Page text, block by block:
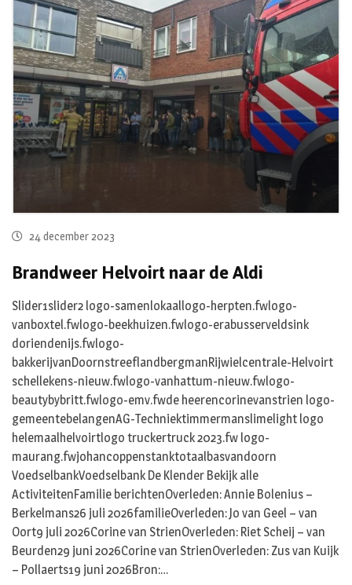
24 december 2023
Brandweer Helvoirt naar de Aldi
Slider1slider2 logo-samenlokaallogo-herpten.fwlogo-
vanboxtel.fwlogo-beekhuizen.fwlogo-erabusserveldsink
doriendenijs.fwlogo-
bakkerijvanDoornstreeflandbergmanRijwielcentrale-Helvoirt
schellekens-nieuw.fwlogo-vanhattum-nieuw.fwlogo-
beautybybritt.fwlogo-emv.fwde heerencorinevanstrien logo-
gemeentebelangenAG-Techniektimmermanslimelight logo
helemaalhelvoirtlogo truckertruck 2023.fw logo-
maurang.fwjohancoppenstanktotaalbasvandoorn
VoedselbankVoedselbank De Klender Bekijk alle
ActiviteitenFamilie berichtenOverleden: Annie Bolenius –
Berkelmans26 juli 2026familieOverleden: Jo van Geel – van
Oort9 juli 2026Corine van StrienOverleden: Riet Scheij – van
Beurden29 juni 2026Corine van StrienOverleden: Zus van Kuijk
– Pollaerts19 juni 2026Bron:…